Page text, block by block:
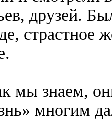
друзей.
страстное
мы знаем,
многим